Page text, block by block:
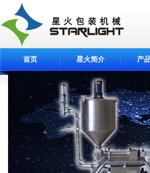
首页 星火简介 产